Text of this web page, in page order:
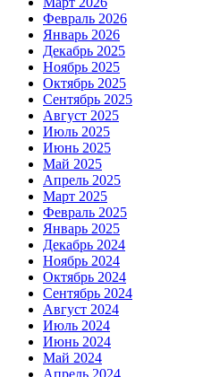
Февраль 2026
Январь 2026
Декабрь 2025
Ноябрь 2025
Октябрь 2025
Сентябрь 2025
Август 2025
Июль 2025
Июнь 2025
Май 2025
Апрель 2025
Март 2025
Февраль 2025
Январь 2025
Декабрь 2024
Ноябрь 2024
Октябрь 2024
Сентябрь 2024
Август 2024
Июль 2024
Июнь 2024
Май 2024
Апрель 2024